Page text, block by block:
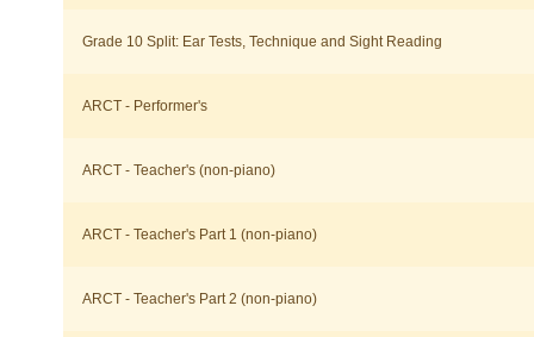
Grade 10 Split: Ear Tests, Technique and Sight Reading
ARCT - Performer's
ARCT - Teacher's (non-piano)
ARCT - Teacher's Part 1 (non-piano)
ARCT - Teacher's Part 2 (non-piano)